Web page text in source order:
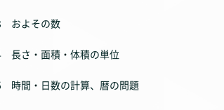
およその数
長さ・面積・体積の単位
時間・日数の計算、暦の問題